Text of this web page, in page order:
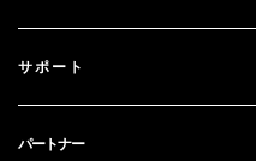
多要素認証
金融サービス
ブログ
サポート
パートナー